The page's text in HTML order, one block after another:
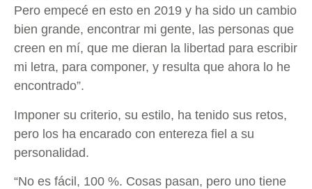
Pero empecé en esto en 2019 y ha sido un cambio
bien grande, encontrar mi gente, las personas que
creen en mí, que me dieran la libertad para escribir
mi letra, para componer, y resulta que ahora lo he
encontrado”.
Imponer su criterio, su estilo, ha tenido sus retos,
pero los ha encarado con entereza fiel a su
personalidad.
“No es fácil, 100 %. Cosas pasan, pero uno tiene